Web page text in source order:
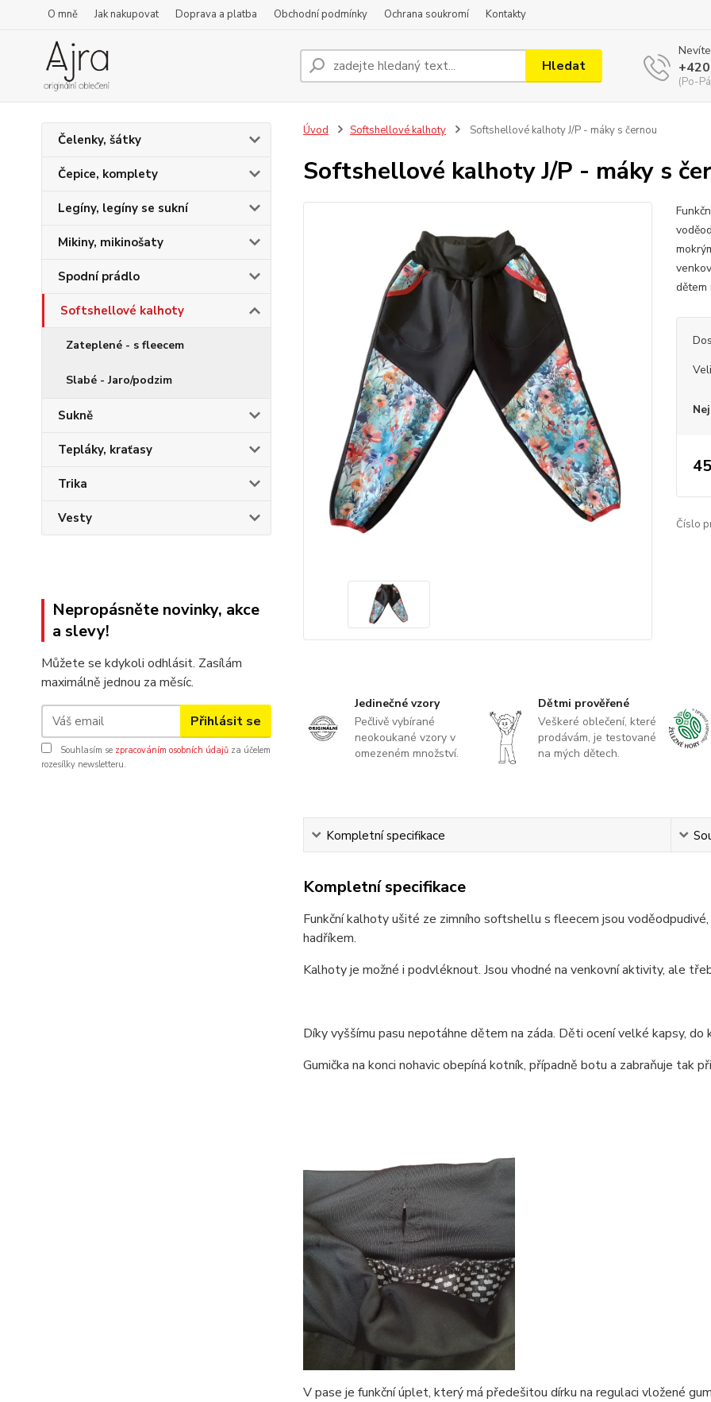
O mně Jak nakupovat Doprava a platba Obchodní podmínky Ochrana soukromí Kontakty
Hledat
(Po-
Čelenky, šátky
Čepice, komplety
Legíny, legíny se sukní
Mikiny, mikinošaty
Spodní prádlo
Softshellové kalhoty
Zateplené - s fleecem
Slabé - Jaro/podzim
Sukně
Tepláky, kraťasy
Trika
Vesty
Nepropásněte novinky, akce
a slevy!
Můžete se kdykoli odhlásit. Zasílám
maximálně jednou za měsíc.
Přihlásit se
Souhlasím se zpracováním osobních údajů za účelem
rozesílky newsletteru.
Úvod Softshellové kalhoty Softshellové kalhoty J/P - máky s černou
Softshellové kalhoty J/P - máky s
dětem
Číslo
Jedinečné vzory
Pečlivě vybírané
neokoukané vzory v
omezeném množství.
Dětmi prověřené
Veškeré oblečení, které
prodávám, je testované
na mých dětech.
Kompletní specifikace
Kompletní specifikace
Funkční kalhoty ušité ze zimního softshellu s fleecem jsou
hadříkem.
Kalhoty je možné i podvléknout. Jsou vhodné na venkovní aktivity, ale
Díky vyššímu pasu nepotáhne dětem na záda. Děti ocení velké kapsy,
Gumička na konci nohavic obepíná kotník, případně botu a zabraňuje tak
V pase je funkční úplet, který má předešitou dírku na regulaci vložené